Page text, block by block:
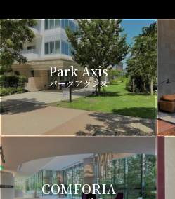
Park Axis
パークアクシス
COMFORIA